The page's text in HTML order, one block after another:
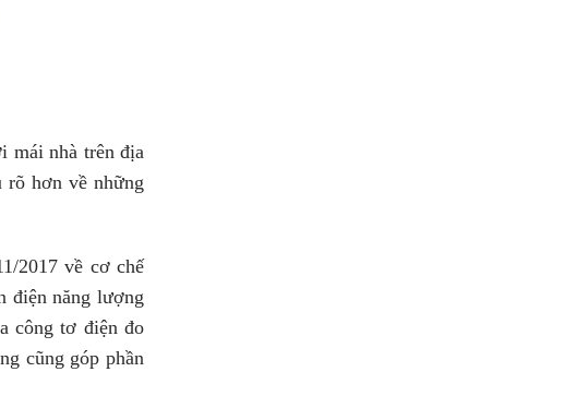
mái nhà trên địa
rõ hơn về những
2017 về cơ chế
điện năng lượng
công tơ điện đo
cũng góp phần